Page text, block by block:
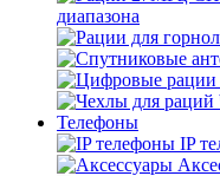
диапазона
Телефоны
IP